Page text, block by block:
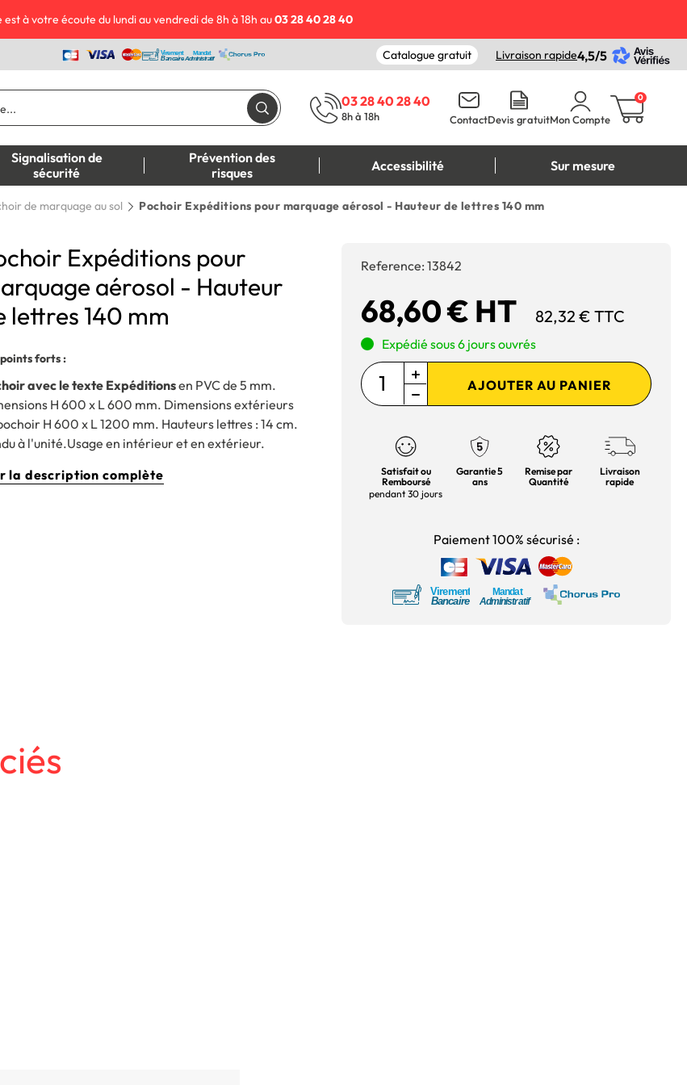
à votre écoute du lundi au vendredi de 8h à 18h au03 28 40 28 40
Catalogue gratuit Livraison rapide4,5/5
03 28 40 28 40
8h à 18h ContactDevis gratuitMon Compte
0
Signalisation de
sécurité
Prévention des
risques
Accessibilité Sur mesure
de marquage au sol Pochoir Expéditions pour marquage aérosol - Hauteur de lettres 140 mm
Expéditions pour
aérosol - Hauteur
lettres 140 mm
points forts :
avec le texte Expéditionsen PVC de 5 mm.
H 600 x L 600 mm. Dimensions extérieurs
H 600 x L 1200 mm. Hauteurs lettres : 14 cm.
à l'unité.Usage en intérieur et en extérieur.
la description complète
Reference: 13842
68,60 € HT 82,32 € TTC
Expédié sous 6 jours ouvrés
AJOUTER AU PANIER
Satisfait ou
Remboursé
pendant 30 jours
Garantie 5
ans
Remise par
Quantité
Livraison
rapide
Paiement 100% sécurisé :